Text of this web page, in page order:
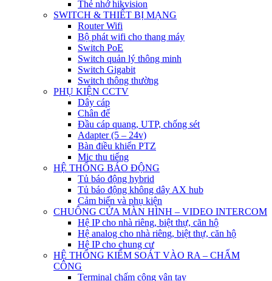
Thẻ nhớ hikvision
SWITCH & THIẾT BỊ MẠNG
Router Wifi
Bộ phát wifi cho thang máy
Switch PoE
Switch quản lý thông minh
Switch Gigabit
Switch thông thường
PHỤ KIỆN CCTV
Dây cáp
Chân đế
Đầu cáp quang, UTP, chống sét
Adapter (5 – 24v)
Bàn điều khiển PTZ
Mic thu tiếng
HỆ THỐNG BÁO ĐỘNG
Tủ báo động hybrid
Tủ báo động không dây AX hub
Cảm biến và phụ kiện
CHUÔNG CỬA MÀN HÌNH – VIDEO INTERCOM
Hệ IP cho nhà riêng, biệt thự, căn hộ
Hệ analog cho nhà riêng, biệt thự, căn hộ
Hệ IP cho chung cư
HỆ THỐNG KIỂM SOÁT VÀO RA – CHẤM
CÔNG
Terminal chấm công vân tay